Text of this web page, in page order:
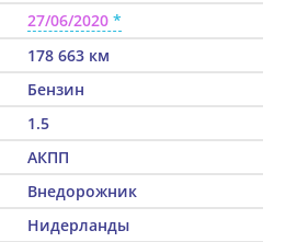
27/06/2020
178 663 км
Бензин
1.5
АКПП
Внедорожник
Нидерланды